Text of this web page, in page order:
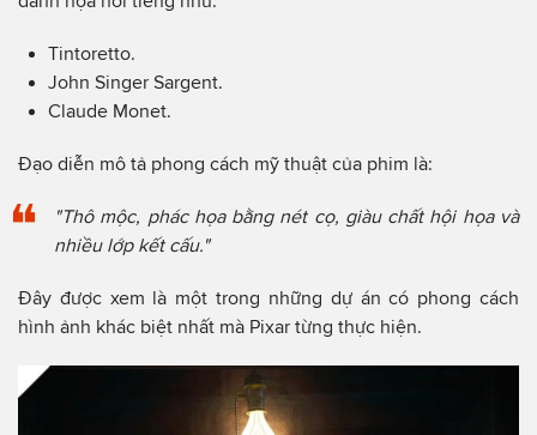
Tintoretto.
John Singer Sargent.
Claude Monet.
Đạo diễn mô tả phong cách mỹ thuật của phim là:
"Thô mộc, phác họa bằng nét cọ, giàu chất hội họa và
nhiều lớp kết cấu."
Đây được xem là một trong những dự án có phong cách
hình ảnh khác biệt nhất mà Pixar từng thực hiện.